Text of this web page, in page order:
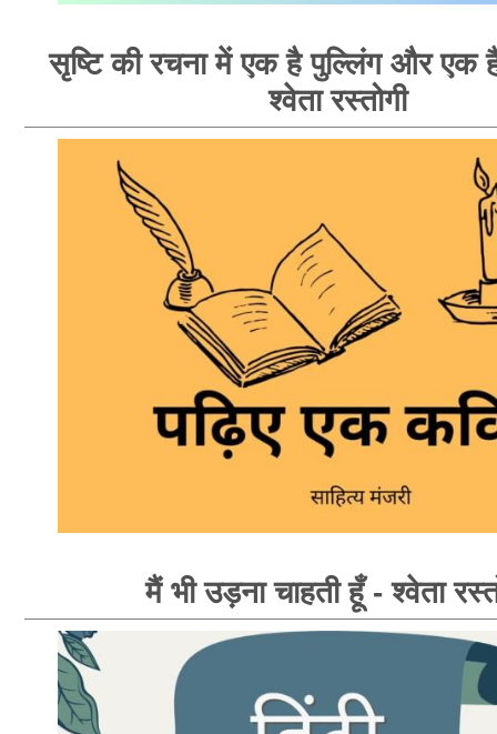
सृष्टि की रचना में एक है पुल्लिंग और एक
श्वेता रस्तोगी
मैं भी उड़ना चाहती हूँ - श्वेता